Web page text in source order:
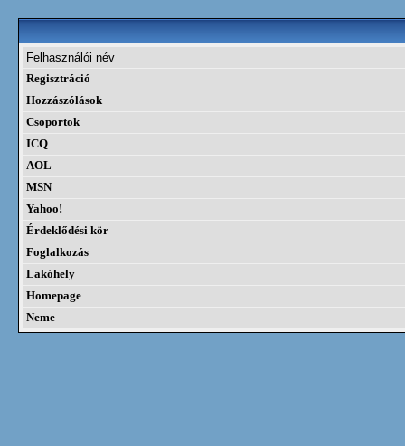
Felhasználói név
Regisztráció
Hozzászólások
Csoportok
ICQ
AOL
MSN
Yahoo!
Érdeklődési kör
Foglalkozás
Lakóhely
Homepage
Neme